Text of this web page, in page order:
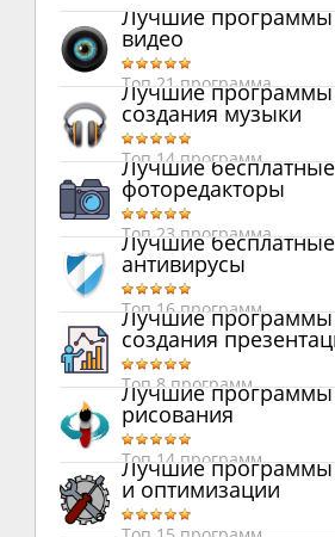
Лучшие программы
видео
Топ 21 программа
Лучшие программы
создания музыки
Топ 14 программ
Лучшие бесплатные
фоторедакторы
Топ 23 программа
Лучшие бесплатные
антивирусы
Топ 16 программ
Лучшие программы
создания
Топ 8 программ
Лучшие программы
рисования
Топ 14 программ
Лучшие программы
и оптимизации